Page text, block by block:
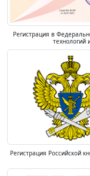
Регистрация в
технологий
Регистрация Российской